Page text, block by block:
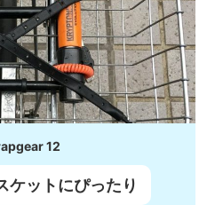
12
ケットにぴったり